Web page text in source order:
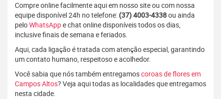
Compre online facilmente aqui em nosso site ou com nossa
equipe disponível 24h no telefone: (37) 4003-4338ou ainda
peloWhatsAppe chat online disponíveis todos os dias,
inclusive finais de semana e feriados.
Aqui, cada ligação é tratada com atenção especial, garantindo
um contato humano, respeitoso e acolhedor.
Você sabia que nós também entregamoscoroas de flores em
Campos Altos? Veja aqui todas as localidades que entregamos
nesta cidade.